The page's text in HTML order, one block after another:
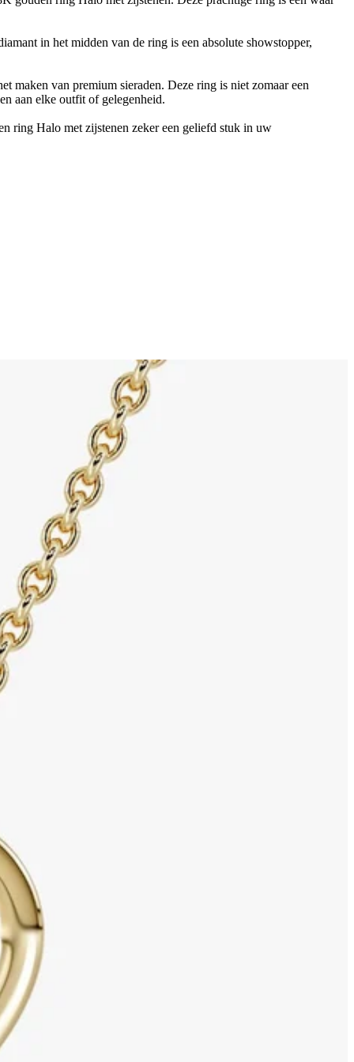
in het midden van de ring is een absolute showstopper,
maken van premium sieraden. Deze ring is niet zomaar een
aan elke outfit of gelegenheid.
ring Halo met zijstenen zeker een geliefd stuk in uw